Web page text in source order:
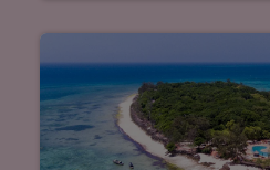
upplevelse.
Turen tar 1–3 timmar. Med
djur är det inte tillåtet att
guide.